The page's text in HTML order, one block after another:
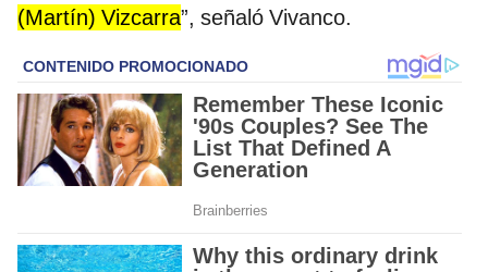
(Martín) Vizcarra”, señaló Vivanco.